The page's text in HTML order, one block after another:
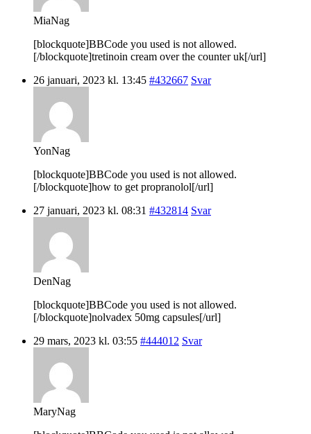
MiaNag
[blockquote]BBCode you used is not allowed.
[/blockquote]tretinoin cream over the counter uk[/url]
26 januari, 2023 kl. 13:45 #432667 Svar
YonNag
[blockquote]BBCode you used is not allowed.
[/blockquote]how to get propranolol[/url]
27 januari, 2023 kl. 08:31 #432814 Svar
DenNag
[blockquote]BBCode you used is not allowed.
[/blockquote]nolvadex 50mg capsules[/url]
29 mars, 2023 kl. 03:55 #444012 Svar
MaryNag